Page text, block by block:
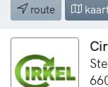
route